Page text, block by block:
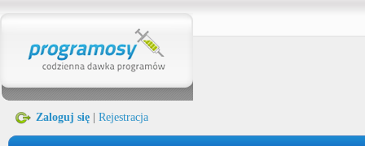
Zaloguj się Rejestracja